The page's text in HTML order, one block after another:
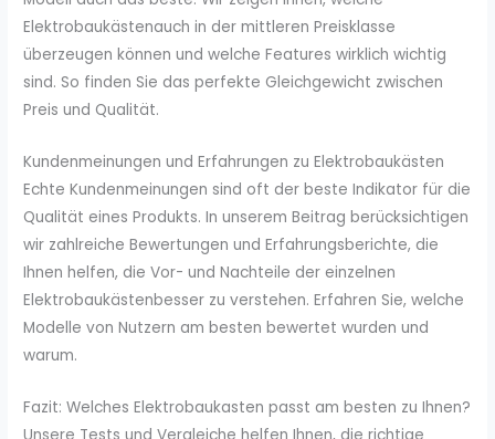
Elektrobaukästenauch in der mittleren Preisklasse
überzeugen können und welche Features wirklich wichtig
sind. So finden Sie das perfekte Gleichgewicht zwischen
Preis und Qualität.
Kundenmeinungen und Erfahrungen zu Elektrobaukästen
Echte Kundenmeinungen sind oft der beste Indikator für die
Qualität eines Produkts. In unserem Beitrag berücksichtigen
wir zahlreiche Bewertungen und Erfahrungsberichte, die
Ihnen helfen, die Vor- und Nachteile der einzelnen
Elektrobaukästenbesser zu verstehen. Erfahren Sie, welche
Modelle von Nutzern am besten bewertet wurden und
warum.
Fazit: Welches Elektrobaukasten passt am besten zu Ihnen?